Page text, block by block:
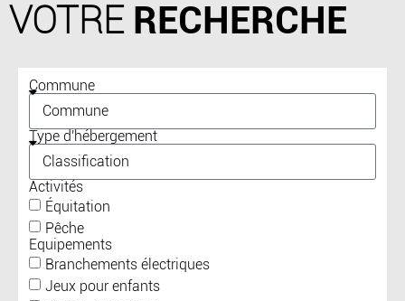
VOTRE RECHERCHE
Commune
Type d'hébergement
Activités
Équitation
Pêche
Equipements
Branchements électriques
Jeux pour enfants